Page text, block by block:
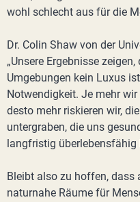
wohl schlecht aus für die
Dr. Colin Shaw von der
„Unsere Ergebnisse
Umgebungen kein Luxus
Notwendigkeit. Je mehr
desto mehr riskieren wir,
untergraben, die uns
langfristig überlebensfähig
Bleibt also zu hoffen, dass
naturnahe Räume für